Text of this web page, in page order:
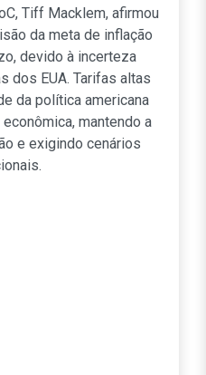
Tiff Macklem, afirmou
da meta de inflação
devido à incerteza
dos EUA. Tarifas altas
da política americana
mantendo a
e exigindo cenários